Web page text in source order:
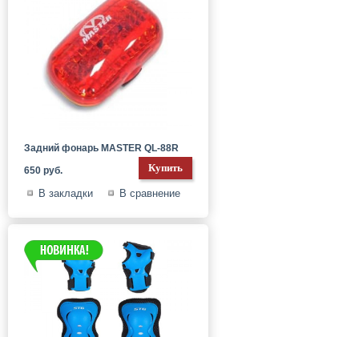
Задний фонарь MASTER QL-88R
650 руб.
В закладки В сравнение